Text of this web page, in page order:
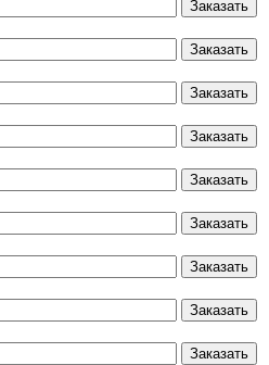
Заказать
Заказать
Заказать
Заказать
Заказать
Заказать
Заказать
Заказать
Заказать